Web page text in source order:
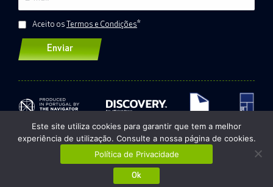
Aceito os Termos e Condições*
©2020. Todos os direitos reservados Política de
Privacidade Política de Cookies
Este site utiliza cookies para garantir que tem a melhor
experiência de utilização. Consulte a nossa página de cookies.
Política de Privacidade
Ok